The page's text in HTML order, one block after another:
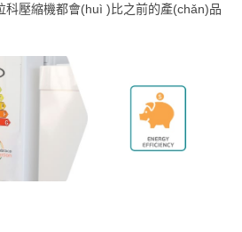
壓縮機都會(huì )比之前的產(chǎn)品